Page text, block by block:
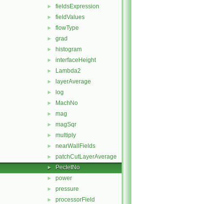
► fieldsExpression
► fieldValues
► flowType
► grad
► histogram
► interfaceHeight
► Lambda2
► layerAverage
► log
► MachNo
► mag
► magSqr
► multiply
► nearWallFields
► patchCutLayerAverage
► PecletNo
► power
► pressure
► processorField